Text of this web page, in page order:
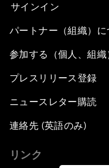
サインイン
パートナー（組織）に
参加する（個人、組織
プレスリリース登録
ニュースレター購読
連絡先 (英語のみ)
リンク